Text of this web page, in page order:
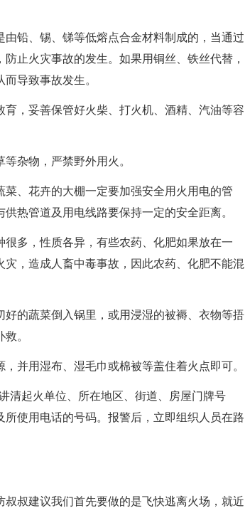
铅、锡、锑等低熔点合金材料制成的，当通过
止火灾事故的发生。如果用铜丝、铁丝代替，
导致事故发生。
，妥善保管好火柴、打火机、酒精、汽油等容
杂物，严禁野外用火。
、花卉的大棚一定要加强安全用火用电的管
热管道及用电线路要保持一定的安全距离。
多，性质各异，有些农药、化肥如果放在一
，造成人畜中毒事故，因此农药、化肥不能混
的蔬菜倒入锅里，或用浸湿的被褥、衣物等捂
。
并用湿布、湿毛巾或棉被等盖住着火点即可。
清起火单位、所在地区、街道、房屋门牌号
使用电话的号码。报警后，立即组织人员在路
叔建议我们首先要做的是飞快逃离火场，就近